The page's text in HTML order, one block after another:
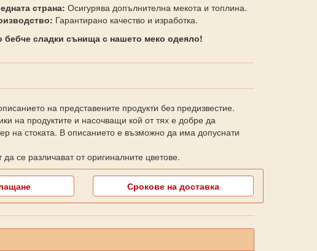
страна: Осигурява допълнителна мекота и топлина.
Гарантирано качество и изработка.
бебче сладки сънища с нашето меко одеяло!
на представените продукти без предизвестие.
на продуктите и насочващи кой от тях е добре да
на стоката. В описанието е възможно да има допуснати
се различават от оригиналните цветове.
Срокове на доставка